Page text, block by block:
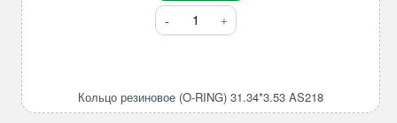
Количество
товара
RING)
Кольцо резиновое (O-RING) 31.34*3.53 AS218